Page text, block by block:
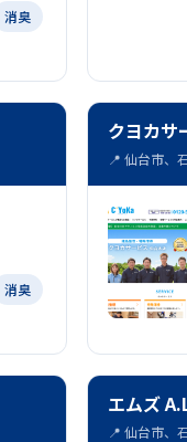
消臭
消臭
クヨカサ
📍 仙台市、
エムズ
📍 仙台市、